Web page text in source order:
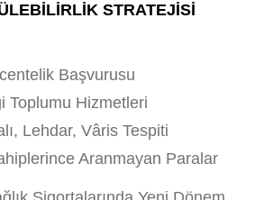
STRATEJİSİ
Başvurusu
Toplumu Hizmetleri
Lehdar, Vâris Tespiti
Aranmayan Paralar